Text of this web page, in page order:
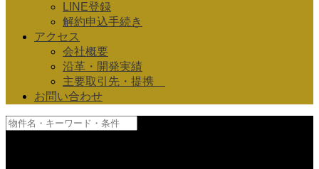
LINE登録
解約申込手続き
アクセス
会社概要
沿革・開発実績
主要取引先・提携
お問い合わせ